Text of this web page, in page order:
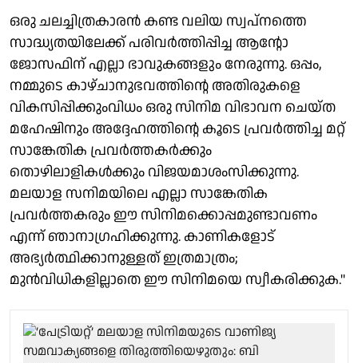
ഒരു ചലച്ചിത്രകാരൻ കണ്ട വലിയ സ്വപ്നത്തെ
സാദ്ധ്യതയിലേക്ക് പരിവർത്തിപ്പിച്ച ആന്റോ
ജോസഫിന് എല്ലാ ഭാവുകങ്ങളും നേരുന്നു. ഒപ്പം,
നമ്മുടെ കാഴ്ചാനുഭവത്തിൻ്റെ അതിരുകളെ
വികസിപ്പിക്കുംവിധം ഒരു സിനിമ വിഭാവന ചെയ്ത
മഹേഷിനും അദ്ദേഹത്തിൻ്റെ കൂടെ പ്രവർത്തിച്ച മറ്റ്
സാങ്കേതിക പ്രവർത്തകർക്കും
തൊഴിലാളികൾക്കും വിജയമാശംസിക്കുന്നു.
മലയാള സനിമയിലെ എല്ലാ സാങ്കേതിക
പ്രവർത്തകരും ഈ സിനിമക്കൊപ്പമുണ്ടാവണം
എന്ന് ഞാനാഗ്രഹിക്കുന്നു. കാണികളോട്
അഭ്യർത്ഥിക്കാനുള്ളത് ഇത്രമാത്രം;
മുൻവിധികളില്ലാതെ ഈ സിനിമയെ സ്വീകരിക്കുക.''